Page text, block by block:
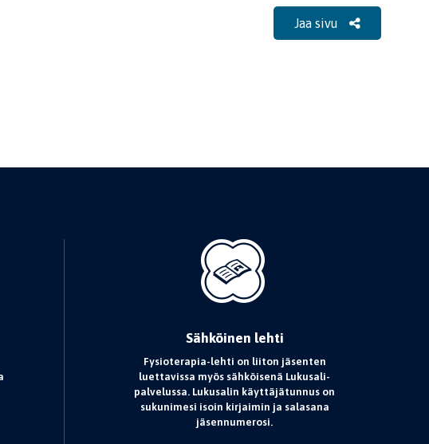
Jaa sivu
Sähköinen lehti
Fysioterapia-lehti on liiton jäsenten
luettavissa myös sähköisenä Lukusali-
palvelussa. Lukusalin käyttäjätunnus on
sukunimesi isoin kirjaimin ja salasana
jäsennumerosi.